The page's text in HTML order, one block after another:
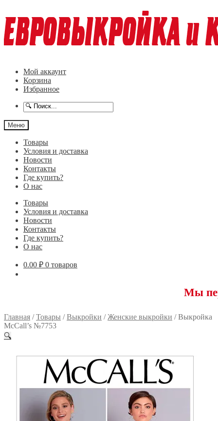
к
навигации
к
содержимому
Мой аккаунт
Корзина
Избранное
Меню
Товары
Условия и доставка
Новости
Контакты
Где купить?
О нас
Товары
Условия и доставка
Новости
Контакты
Где купить?
О нас
0.00 ₽ 0 товаров
Мы
Главная /Товары /Выкройки /Женские выкройки /Выкройка
McCall’s №7753
🔍